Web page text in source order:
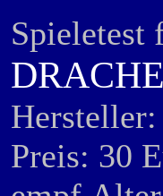
Spieletest
Preis: 30